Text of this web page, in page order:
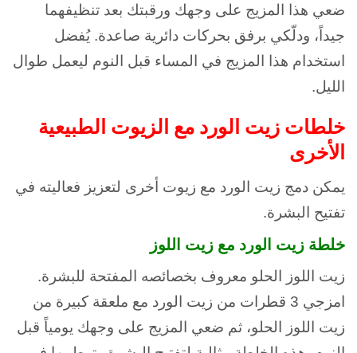
ضعي هذا المزيج على وجهك ورقبتك بعد تنظيفهما
جيداً، ودلّكي برفق بحركات دائرية صاعدة. يُفضل
استخدام هذا المزيج في المساء قبل النوم ليعمل طوال
الليل.
خلطات زيت الورد مع الزيوت الطبيعية
الأخرى
يمكن دمج زيت الورد مع زيوت أخرى لتعزيز فعاليته في
تفتيح البشرة.
خلطة زيت الورد مع زيت اللوز
زيت اللوز الحلو معروف بخصائصه المفتحة للبشرة.
امزجي 3 قطرات من زيت الورد مع ملعقة كبيرة من
زيت اللوز الحلو، ثم ضعي المزيج على وجهك يومياً قبل